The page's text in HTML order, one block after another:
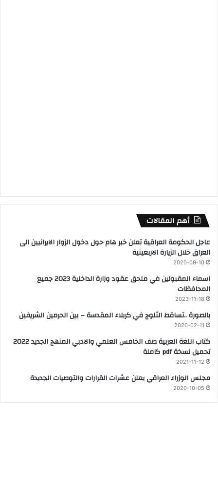
أهم المقالات
عاجل الحكومة العراقية تعلن خبر هام حول دخول الزوار الايرانيين الى
العراق خلال الزيارة الاربعينية
2020-09-10
اسماء المقبولين في ملحق عقود وزارة الداخلية 2023 جميع
المحافظات
2023-11-18
بالصورة ..تساقط الثلوج في كربلاء المقدسة – بين الحرمين الشريفين
2020-02-11
كتاب اللغة العربية صف الخامس العلمي والادبي المنهج الجديد 2022
تحميل نسخة pdf كاملة
2021-11-12
مجلس الوزراء العراقي يعلن عشرات القرارات والتوصيات الجديدة
2020-10-05